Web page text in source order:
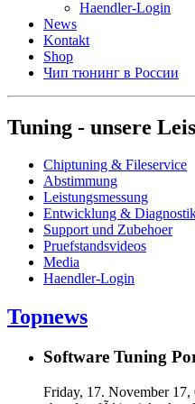
Haendler-Login
News
Kontakt
Shop
Чип тюнинг в России
Tuning - unsere
Chiptuning & Fileservice
Abstimmung
Leistungsmessung
Entwicklung &
Support und Zubehoer
Pruefstandsvideos
Media
Haendler-Login
Topnews
Software Tuning
Friday, 17. November